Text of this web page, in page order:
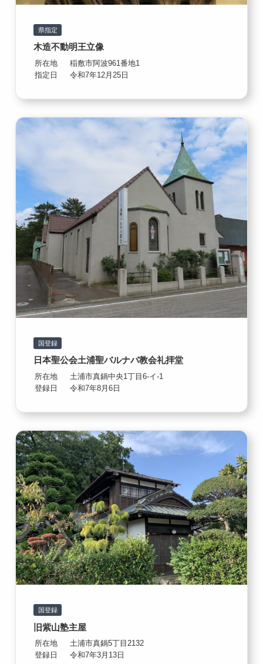
県指定
木造不動明王立像
所在地
稲敷市阿波961番地1
指定日
令和7年12月25日
国登録
日本聖公会土浦聖バルナバ教会礼拝堂
所在地
土浦市真鍋中央1丁目6-イ-1
登録日
令和7年8月6日
国登録
旧紫山塾主屋
所在地
土浦市真鍋5丁目2132
登録日
令和7年3月13日